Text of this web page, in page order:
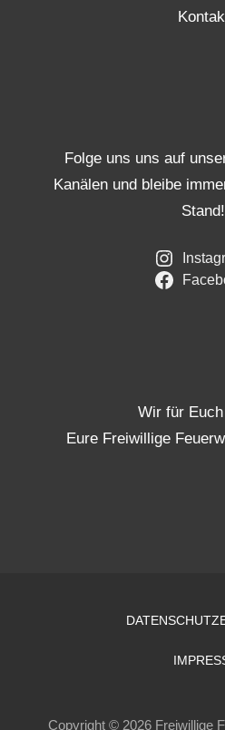
Folge uns uns auf
Kanälen und bleibe
Stand!
Wir für
Eure Freiwillige
Copyright © 2026 Freiwillige